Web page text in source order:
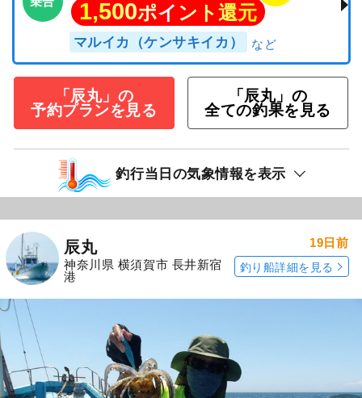
1,500ポイント還元
マルイカ（ケンサキイカ）
「辰丸」の
予約プランを見る
「辰丸」の
全ての釣果を見る
釣行当日の気象情報を表示
辰丸
神奈川県 横須賀市 長井新宿
港
19日前
釣り船詳細を見る